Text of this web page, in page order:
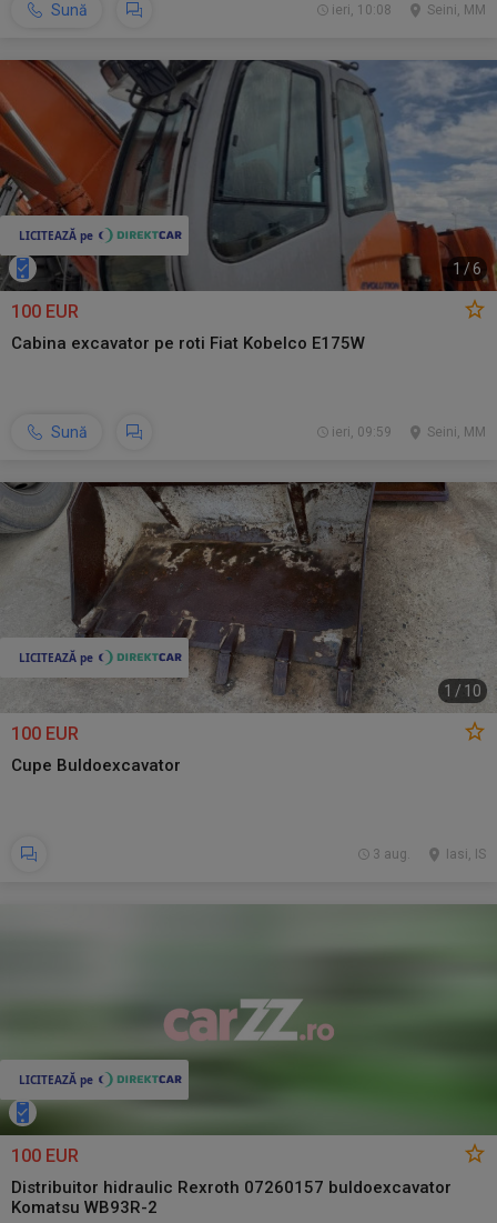
Sună Seini, MM
ieri, 10:08
1 /6
100 EUR
Cabina excavator pe roti Fiat Kobelco E175W
Sună Seini, MM
ieri, 09:59
1 / 10
100 EUR
Cupe Buldoexcavator
Iasi, IS
3 aug.
100 EUR
Distribuitor hidraulic Rexroth 07260157 buldoexcavator
Komatsu WB93R-2